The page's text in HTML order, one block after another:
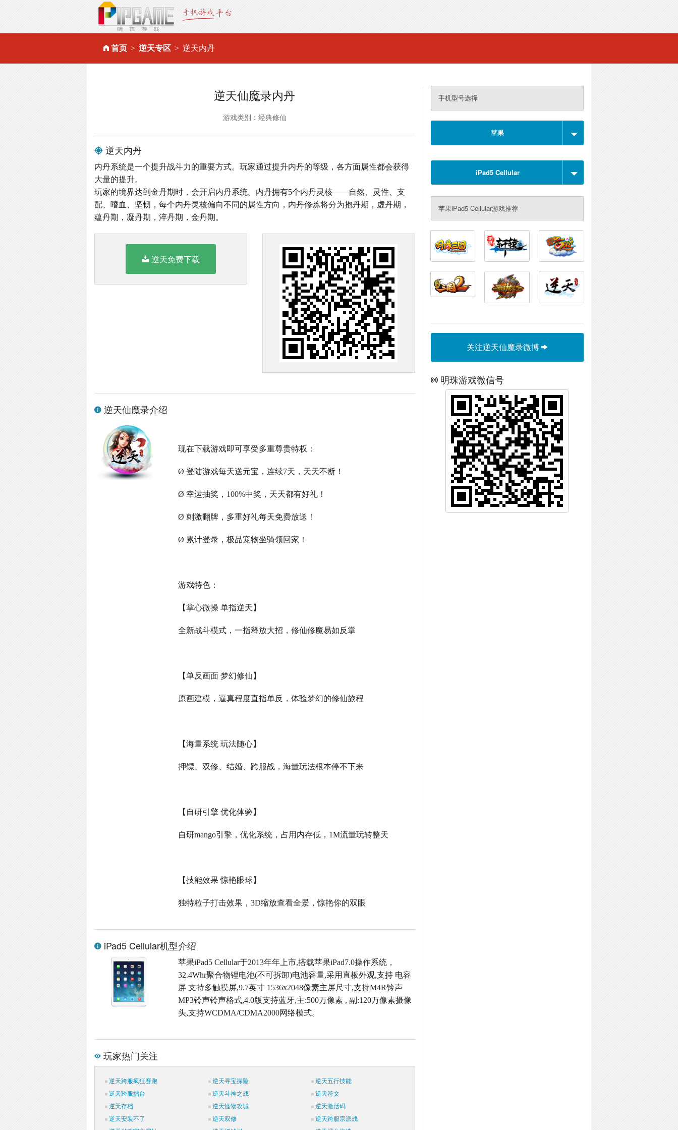
首页 逆天专区 逆天内丹
逆天仙魔录内丹
游戏类别：经典修仙
逆天内丹
内丹系统是一个提升战斗力的重要方式。玩家通过提升内丹的等级，各方面属性都会获得
大量的提升。
玩家的境界达到金丹期时，会开启内丹系统。内丹拥有5个内丹灵核——自然、灵性、支
配、嗜血、坚韧，每个内丹灵核偏向不同的属性方向，内丹修炼将分为抱丹期，虚丹期，
蕴丹期，凝丹期，淬丹期，金丹期。
逆天免费下载
逆天仙魔录介绍
现在下载游戏即可享受多重尊贵特权：
Ø 登陆游戏每天送元宝，连续7天，天天不断！
Ø 幸运抽奖，100%中奖，天天都有好礼！
Ø 刺激翻牌，多重好礼每天免费放送！
Ø 累计登录，极品宠物坐骑领回家！
游戏特色：
【掌心微操 单指逆天】
全新战斗模式，一指释放大招，修仙修魔易如反掌
【单反画面 梦幻修仙】
原画建模，逼真程度直指单反，体验梦幻的修仙旅程
【海量系统 玩法随心】
押镖、双修、结婚、跨服战，海量玩法根本停不下来
【自研引擎 优化体验】
自研mango引擎，优化系统，占用内存低， 1M流量玩转整天
【技能效果 惊艳眼球】
独特粒子打击效果，3D缩放查看全景，惊艳你的双眼
iPad5 Cellular机型介绍
苹果iPad5 Cellular于2013年年上市,搭载苹果iPad7.0操作系统，
32.4Whr聚合物锂电池(不可拆卸)电池容量,采用直板外观,支持 电容
屏 支持多触摸屏,9.7英寸 1536x2048像素主屏尺寸,支持M4R铃声
MP3铃声铃声格式,4.0版支持蓝牙,主:500万像素 , 副:120万像素摄像
头,支持WCDMA/CDMA2000网络模式。
玩家热门关注
逆天跨服疯狂赛跑 逆天寻宝探险
逆天五行技能
逆天跨服擂台
逆天斗神之战
逆天符文
逆天存档
逆天怪物攻城
逆天激活码
逆天安装不了
逆天双修
逆天跨服宗派战
手机型号选择
苹果
iPad5 Cellular
苹果iPad5 Cellular游戏推荐
关注逆天仙魔录微博
明珠游戏微信号